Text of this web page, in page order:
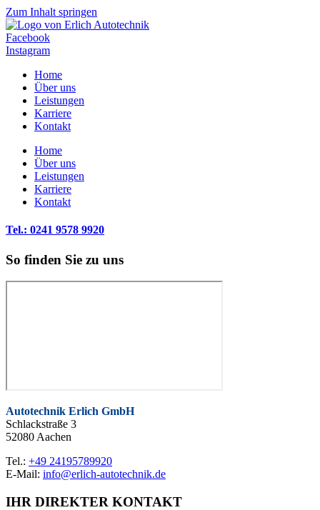
Zum Inhalt springen
Facebook
Instagram
Home
Über uns
Leistungen
Karriere
Kontakt
Home
Über uns
Leistungen
Karriere
Kontakt
Tel.: 0241 9578 9920
So finden Sie zu uns
Autotechnik Erlich GmbH
Schlackstraße 3
52080 Aachen
Tel.: +49 24195789920
E-Mail: info@erlich-autotechnik.de
IHR DIREKTER KONTAKT